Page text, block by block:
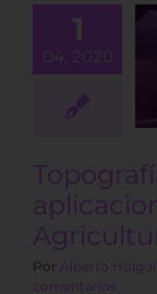
1
04, 2020
con
en
Civil,
Por Alberto
comentarios